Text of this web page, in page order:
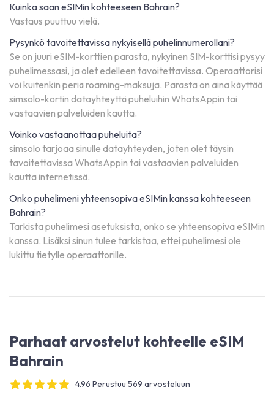
Kuinka saan eSIMin kohteeseen Bahrain?
Vastaus puuttuu vielä.
Pysynkö tavoitettavissa nykyisellä puhelinnumerollani?
Se on juuri eSIM-korttien parasta, nykyinen SIM-korttisi pysyy
puhelimessasi, ja olet edelleen tavoitettavissa. Operaattorisi
voi kuitenkin periä roaming-maksuja. Parasta on aina käyttää
simsolo-kortin datayhteyttä puheluihin WhatsAppin tai
vastaavien palveluiden kautta.
Voinko vastaanottaa puheluita?
simsolo tarjoaa sinulle datayhteyden, joten olet täysin
tavoitettavissa WhatsAppin tai vastaavien palveluiden
kautta internetissä.
Onko puhelimeni yhteensopiva eSIMin kanssa kohteeseen
Bahrain?
Tarkista puhelimesi asetuksista, onko se yhteensopiva eSIMin
kanssa. Lisäksi sinun tulee tarkistaa, ettei puhelimesi ole
lukittu tietylle operaattorille.
Parhaat arvostelut kohteelle eSIM
Bahrain
4.96 Perustuu 569 arvosteluun